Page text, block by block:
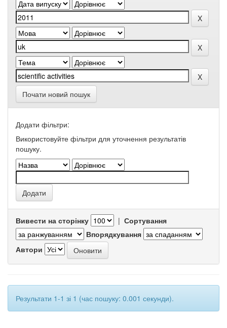
Почати новий пошук
Додати фільтри:
Використовуйте фільтри для уточнення результатів
пошуку.
Вивести на сторінку | Сортування
Впорядкування
Автори
Результати 1-1 зі 1 (час пошуку: 0.001 секунди).